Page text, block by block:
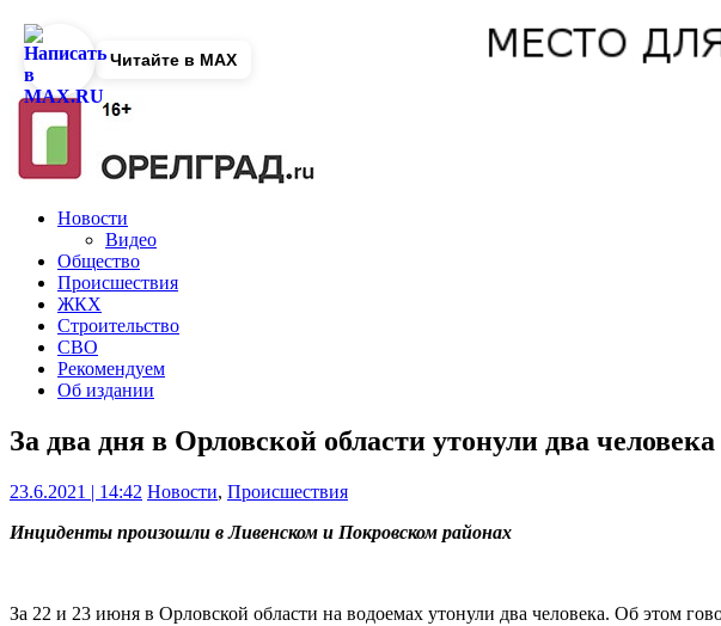
Новости
Видео
Общество
Происшествия
ЖКХ
Строительство
СВО
Рекомендуем
Об издании
За два дня в Орловской области утонули два человека
23.6.2021 | 14:42 Новости, Происшествия
Инциденты произошли в Ливенском и Покровском районах
За 22 и 23 июня в Орловской области на водоемах утонули два человека. Об этом
Читайте в MAX